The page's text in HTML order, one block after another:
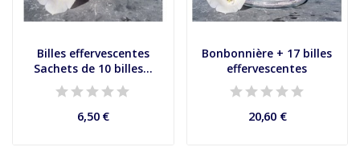
Billes effervescentes
Sachets de 10 billes...
6,50 €
Bonbonnière + 17 billes
effervescentes
20,60 €